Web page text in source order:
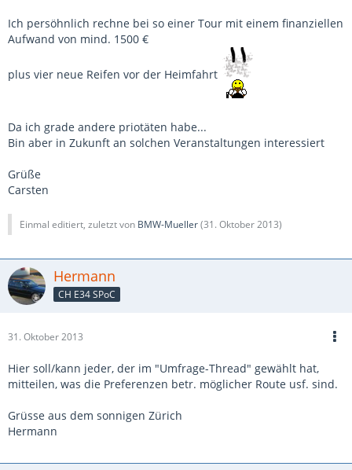
Ich persöhnlich rechne bei so einer Tour mit einem finanziellen
Aufwand von mind. 1500 €
plus vier neue Reifen vor der Heimfahrt
Da ich grade andere priotäten habe...
Bin aber in Zukunft an solchen Veranstaltungen interessiert
Grüße
Carsten
Einmal editiert, zuletzt von BMW-Mueller(31. Oktober 2013)
Hermann
CH E34 SPoC
31. Oktober 2013
Hier soll/kann jeder, der im "Umfrage-Thread" gewählt hat,
mitteilen, was die Preferenzen betr. möglicher Route usf. sind.
Grüsse aus dem sonnigen Zürich
Hermann